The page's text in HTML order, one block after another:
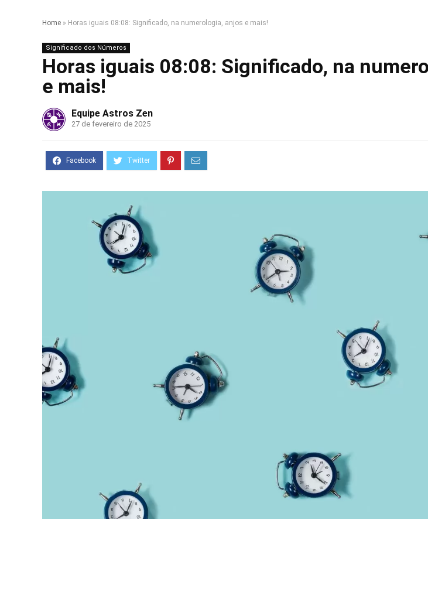
Home » Horas iguais 08:08: Significado, na numerologia, anjos e mais!
Significado dos Números
Horas iguais 08:08: Significado, na
e mais!
Equipe Astros Zen
27 de fevereiro de 2025